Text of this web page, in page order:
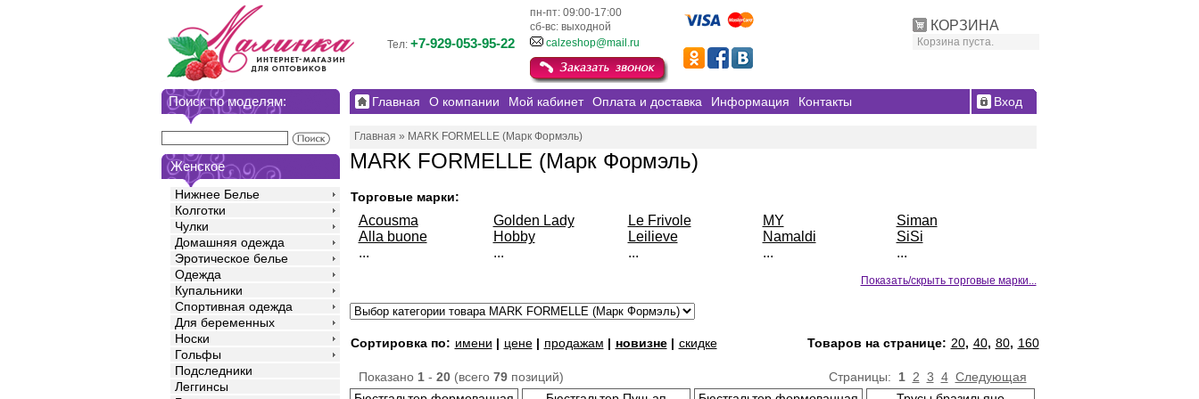
КОРЗИНА
Корзина пуста.
пн-пт: 09:00-17:00
сб-вс: выходной
Тел: +7-929-053-95-22 calzeshop@mail.ru
Поиск по моделям:
Женское
Нижнее Белье
Колготки
Чулки
Домашняя одежда
Эротическое белье
Одежда
Купальники
Спортивная одежда
Для беременных
Носки
Гольфы
Подследники
Леггинсы
Главная О компании Мой кабинет Оплата и доставка Информация Контакты Вход
Главная » MARK FORMELLE (Марк Формэль)
MARK FORMELLE (Марк Формэль)
Торговые марки:
Acousma
Alla buone
...
Golden Lady
Hobby
...
Le Frivole
Leilieve
...
MY
Namaldi
...
Siman
SiSi
...
Показать/скрыть торговые марки...
Сортировка по: имени | цене| продажам | новизне| скидке Товаров на странице: 20, 40, 80, 160
Страницы: 1 2 3 4 Следующая
Показано 1- 20(всего 79позиций)